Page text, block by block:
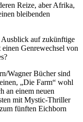
Reize, aber Afrika,
bleibenden
auf zukünftige
Genrewechsel von
Wagner Bücher sind
„Die Farm“ wohl
an einem neuen
mit Mystic-Thriller
fünften Eichborn